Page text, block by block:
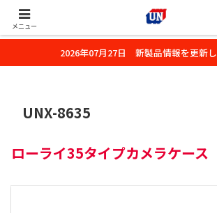
株式会社ユーエヌのオフィシャルホームページです。
ラ・水中撮影用の撮影アクセサリーのご紹介
2026年07月27日 新製品情報を更新し
UNX-8635
ローライ35タイプカメラケース
メニュー